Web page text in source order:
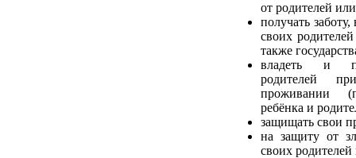
от родителей
получать
своих
также
владеть и
родителей
проживании
ребёнка и
защищать свои
на защиту от
своих родителей